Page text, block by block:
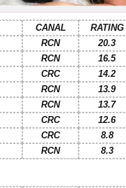
CANAL
RATING
RCN
20.3
RCN
16.5
CRC
14.2
RCN
13.9
RCN
13.7
CRC
12.6
CRC
8.8
RCN 8.3